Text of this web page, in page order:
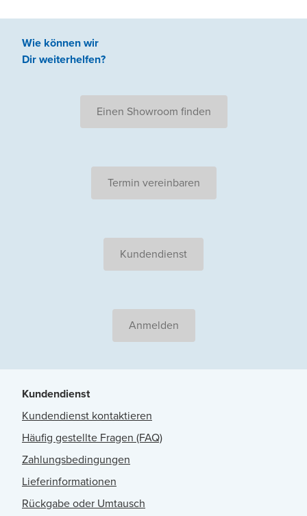
Wie können wir
Dir weiterhelfen?
Einen Showroom finden
Termin vereinbaren
Kundendienst
Anmelden
Kundendienst
Kundendienst kontaktieren
Häufig gestellte Fragen (FAQ)
Zahlungsbedingungen
Lieferinformationen
Rückgabe oder Umtausch